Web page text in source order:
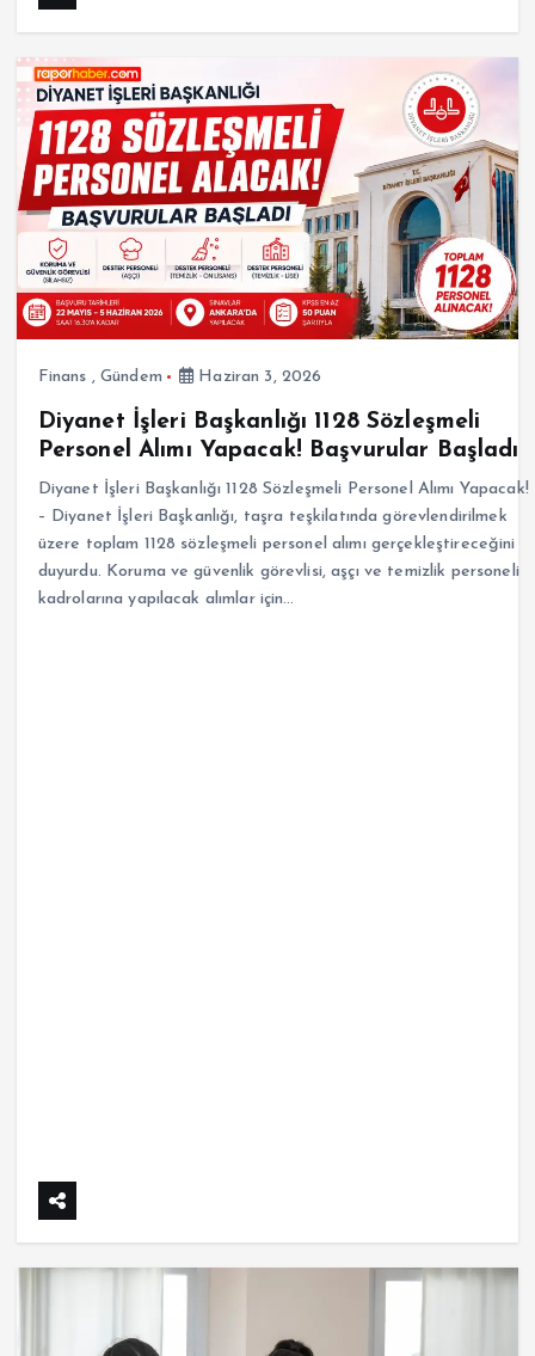
Finans , Gündem Haziran 3, 2026
Diyanet İşleri Başkanlığı 1128 Sözleşmeli
Personel Alımı Yapacak! Başvurular Başladı
Diyanet İşleri Başkanlığı 1128 Sözleşmeli Personel Alımı Yapacak!
– Diyanet İşleri Başkanlığı, taşra teşkilatında görevlendirilmek
üzere toplam 1128 sözleşmeli personel alımı gerçekleştireceğini
duyurdu. Koruma ve güvenlik görevlisi, aşçı ve temizlik personeli
kadrolarına yapılacak alımlar için…